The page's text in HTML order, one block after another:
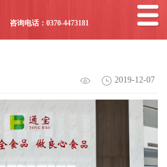
咨询电话：0370-4473181
2019-12-07